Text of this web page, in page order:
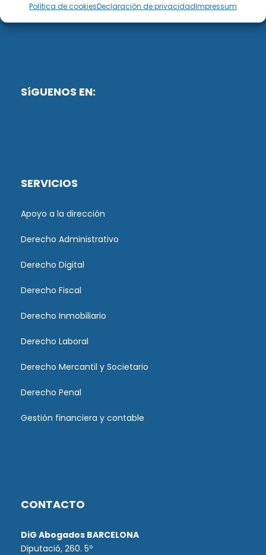
Política de cookiesDeclaración de privacidadImpressum
SíGUENOS EN:
SERVICIOS
Apoyo a la dirección
Derecho Administrativo
Derecho Digital
Derecho Fiscal
Derecho Inmobiliario
Derecho Laboral
Derecho Mercantil y Societario
Derecho Penal
Gestión financiera y contable
CONTACTO
DiG Abogados BARCELONA
Diputació, 260. 5º